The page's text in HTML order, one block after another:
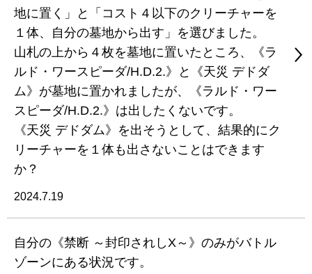
地に置く」と「コスト４以下のクリーチャーを
１体、自分の墓地から出す」を選びました。
山札の上から４枚を墓地に置いたところ、《ラ
ルド・ワースピーダ/H.D.2.》と《天災 デドダ
ム》が墓地に置かれましたが、《ラルド・ワー
スピーダ/H.D.2.》は出したくないです。
《天災 デドダム》を出そうとして、結果的にク
リーチャーを１体も出さないことはできます
か？
2024.7.19
自分の《禁断 ～封印されしX～》のみがバトル
ゾーンにある状況です。